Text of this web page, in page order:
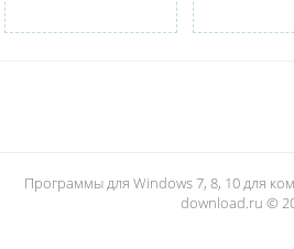
Программы для Windows 7, 8, 10 для
download.ru ©